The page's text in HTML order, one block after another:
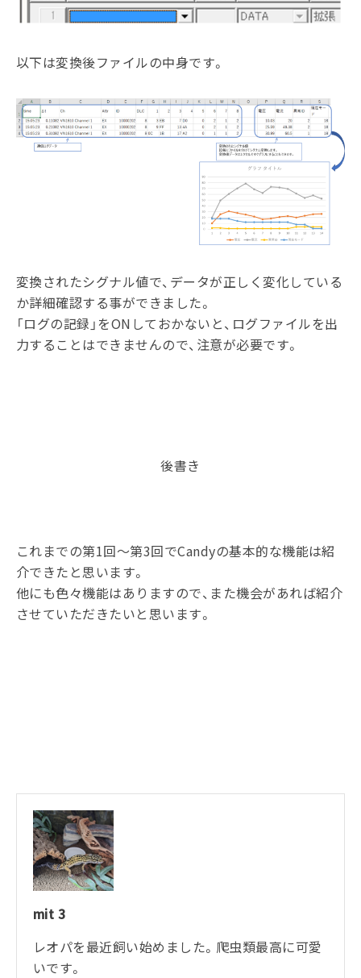
以下は変換後ファイルの中身です。
変換されたシグナル値で、データが正しく変化している
か詳細確認する事ができました。
「ログの記録」をONしておかないと、ログファイルを出
力することはできませんので、注意が必要です。
後書き
これまでの第1回～第3回でCandyの基本的な機能は紹
介できたと思います。
他にも色々機能はありますので、また機会があれば紹介
させていただきたいと思います。
mit 3
レオパを最近飼い始めました。爬虫類最高に可愛
いです。